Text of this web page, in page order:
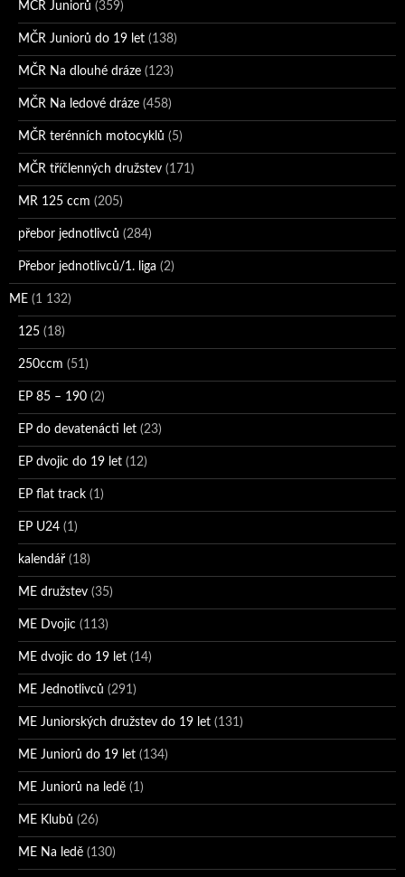
MČR Juniorů (359)
MČR Juniorů do 19 let (138)
MČR Na dlouhé dráze (123)
MČR Na ledové dráze (458)
MČR terénních motocyklů (5)
MČR tříčlenných družstev (171)
MR 125 ccm (205)
přebor jednotlivců (284)
Přebor jednotlivců/1. liga (2)
ME (1 132)
125 (18)
250ccm (51)
EP 85 – 190 (2)
EP do devatenácti let (23)
EP dvojic do 19 let (12)
EP flat track (1)
EP U24 (1)
kalendář (18)
ME družstev (35)
ME Dvojic (113)
ME dvojic do 19 let (14)
ME Jednotlivců (291)
ME Juniorských družstev do 19 let (131)
ME Juniorů do 19 let (134)
ME Juniorů na ledě (1)
ME Klubů (26)
ME Na ledě (130)